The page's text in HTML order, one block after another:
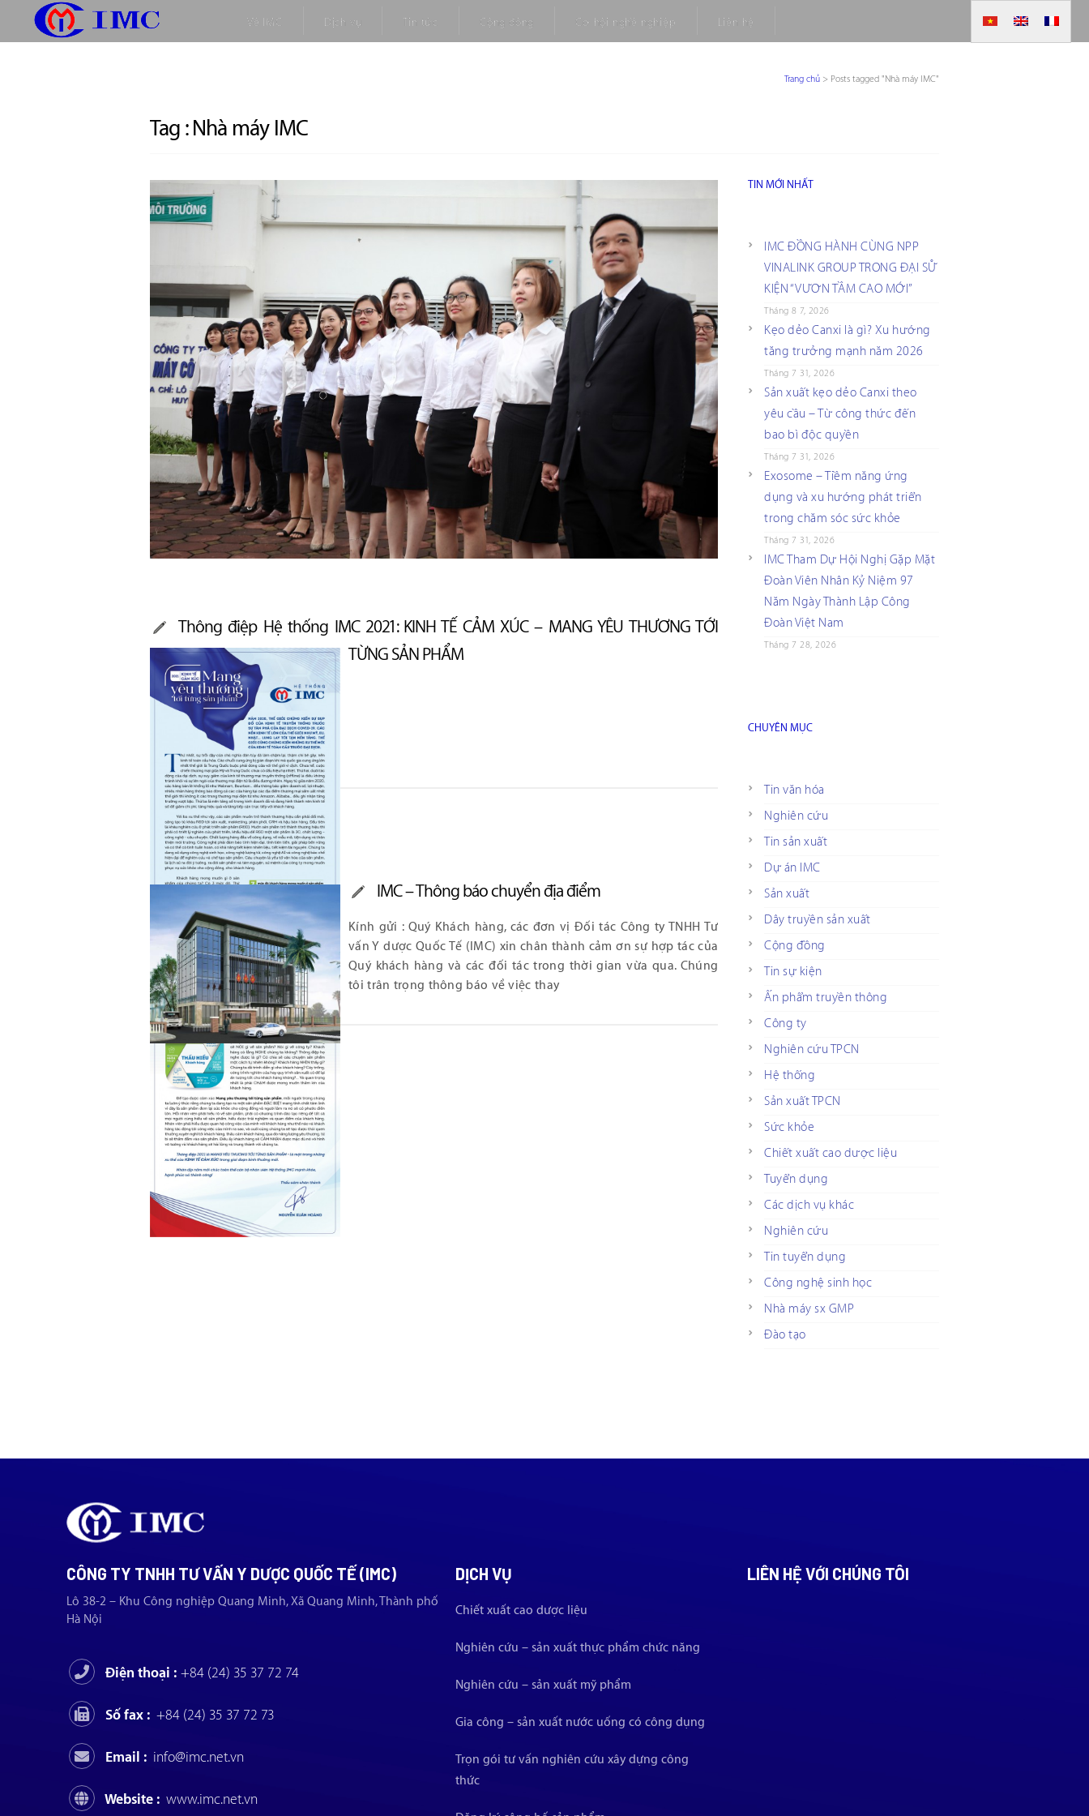
Về IMC Dịch vụ Tin tức Cộng đồng Cơ hội nghề nghiệp Liên hệ
Trang chủ > Posts tagged "Nhà máy IMC"
Tag : Nhà máy IMC
Thông điệp Hệ thống IMC 2021: KINH TẾ CẢM XÚC – MANG YÊU THƯƠNG TỚI
TỪNG SẢN PHẨM
IMC – Thông báo chuyển địa điểm
Kính gửi : Quý Khách hàng, các đơn vị Đối tác Công ty TNHH Tư
vấn Y dược Quốc Tế (IMC) xin chân thành cảm ơn sự hợp tác của
Quý khách hàng và các đối tác trong thời gian vừa qua. Chúng
tôi trân trọng thông báo về việc thay
TIN MỚI NHẤT
IMC ĐỒNG HÀNH CÙNG NPP
VINALINK GROUP TRONG ĐẠI SỰ
KIỆN “VƯƠN TẦM CAO MỚI”
Tháng 8 7, 2026
Kẹo dẻo Canxi là gì? Xu hướng
tăng trưởng mạnh năm 2026
Tháng 7 31, 2026
Sản xuất kẹo dẻo Canxi theo
yêu cầu – Từ công thức đến
bao bì độc quyền
Tháng 7 31, 2026
Exosome – Tiềm năng ứng
dụng và xu hướng phát triển
trong chăm sóc sức khỏe
Tháng 7 31, 2026
IMC Tham Dự Hội Nghị Gặp Mặt
Đoàn Viên Nhân Kỷ Niệm 97
Năm Ngày Thành Lập Công
Đoàn Việt Nam
Tháng 7 28, 2026
CHUYÊN MỤC
Tin văn hóa
Nghiên cứu
Tin sản xuất
Dự án IMC
Sản xuất
Dây truyền sản xuất
Cộng đồng
Tin sự kiện
Ấn phẩm truyền thông
Công ty
Nghiên cứu TPCN
Hệ thống
Sản xuất TPCN
Sức khỏe
Chiết xuất cao dược liệu
Tuyển dụng
Các dịch vụ khác
Nghiên cứu
Tin tuyển dụng
Công nghệ sinh học
Nhà máy sx GMP
Đào tạo
CÔNG TY TNHH TƯ VẤN Y DƯỢC QUỐC TẾ (IMC)
Lô 38-2 – Khu Công nghiệp Quang Minh, Xã Quang Minh, Thành phố
Hà Nội
Điện thoại : +84 (24) 35 37 72 74
Số fax : +84 (24) 35 37 72 73
Email : info@imc.net.vn
Website : www.imc.net.vn
DỊCH VỤ
Chiết xuất cao dược liệu
Nghiên cứu – sản xuất thực phẩm chức năng
Nghiên cứu – sản xuất mỹ phẩm
Gia công – sản xuất nước uống có công dụng
Trọn gói tư vấn nghiên cứu xây dựng công
thức
LIÊN HỆ VỚI CHÚNG TÔI